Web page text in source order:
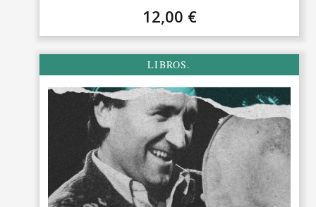
12,00 €
LIBROS.